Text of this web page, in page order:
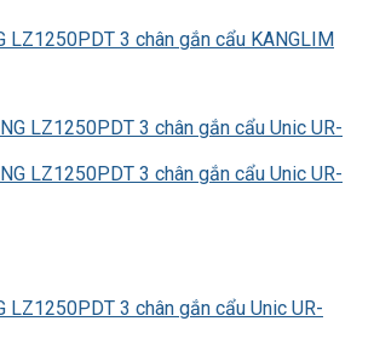
LZ1250PDT 3 chân gắn cẩu KANGLIM
LZ1250PDT 3 chân gắn cẩu Unic UR-